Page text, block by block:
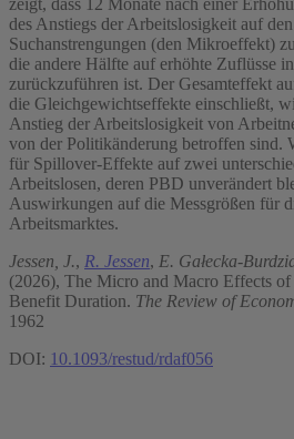
des Anstiegs der Arbeitslosigkeit auf
Suchanstrengungen (den Mikroeffekt)
die andere Hälfte auf erhöhte Zuflüsse
zurückzuführen ist. Der Gesamteffekt
die Gleichgewichtseffekte einschließt,
Anstieg der Arbeitslosigkeit von
von der Politikänderung betroffen sind.
für Spillover-Effekte auf zwei
Arbeitslosen, deren PBD unverändert
Auswirkungen auf die Messgrößen für
Arbeitsmarktes.
Jessen, J., R. Jessen, E. Gałecka-
(2026), The Micro and Macro Effects of
Benefit Duration. The Review of
1962
DOI: 10.1093/restud/rdaf056